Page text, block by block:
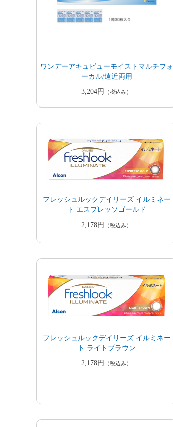
ワンデーアキュビューモイストマルチフォ
ーカル/遠近両用
3,204円
（税込み）
フレッシュルックデイリーズ イルミネー
ト エスプレッソゴールド
2,178円
（税込み）
フレッシュルックデイリーズ イルミネー
ト ライトブラウン
2,178円
（税込み）